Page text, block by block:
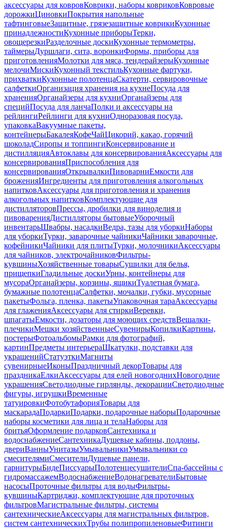
аксессуары для ковровКоврики, наборы ковриковКовровые
дорожкиЦиновкиПокрытия напольные
тафтинговыеЗащитные, грязезащитные коврикиКухонные
принадлежностиКухонные приборыТерки,
овощерезкиРазделочные доскиКухонные термометры,
таймерыДуршлаги, сита, воронкиФормы, приборы для
приготовленияМолотки для мяса, тендерайзерыКухонные
мелочиМискиКухонный текстильКухонные фартуки,
прихваткиКухонные полотенцаСкатерти, сервировочные
салфеткиОрганизация хранения на кухнеПосуда для
храненияОрганайзеры для кухниОрганайзеры для
специйПосуда для ланчаПолки и аксессуары на
рейлингиРейлинги для кухниОдноразовая посуда,
упаковкаВакуумные пакеты,
контейнерыБакалеяКофеЧайЦикорий, какао, горячий
шоколадСиропы и топпингиКонсервирование и
дистилляцияАвтоклавы для консервированияАксессуары для
консервированияПриспособления для
консервированияОткрывалкиПивоварниЕмкости для
броженияИнгредиенты для приготовления алкогольных
напитковАксессуары для приготовления и хранения
алкогольных напитковКомплектующие для
дистилляторовПрессы, дробилки для виноделия и
пивоваренияДистилляторы бытовыеУборочный
инвентарьШвабры, насадкиВедра, тазы для уборкиНаборы
для уборкиТурки, заварочные чайникиЧайники заварочные,
кофейникиЧайники для плитыТурки, молочникиАксессуары
для чайников, электрочайниковФильтры-
кувшиныХозяйственные товарыСушилки для белья,
прищепкиГладильные доскиУрны, контейнеры для
мусораОрганайзеры, корзины, ящикиТуалетная бумага,
бумажные полотенцаСалфетки, мочалки, губки, мусорные
пакетыФольга, пленка, пакетыУпаковочная тараАксессуары
для глаженияАксессуары для стиркиВеревки,
шпагатыЕмкости, дозаторы для моющих средствВешалки-
плечикиМешки хозяйственныеСувенирыКопилкиКартины,
постерыФотоальбомыРамки для фотографий,
картинПредметы интерьераШкатулки, подставки для
украшенийСтатуэткиМагниты
сувенирныеИконыПраздничный декорТовары для
праздникаЕлкиАксессуары для елей новогоднихНовогодние
украшенияСветодиодные гирлянды, декорацииСветодиодные
фигуры, игрушкиВременные
татуировкиФотобутафорияТовары для
маскарадаПодаркиПодарки, подарочные наборыПодарочные
наборы косметики для лица и телаНаборы для
бритьяОформление подарковСантехника и
водоснабжениеСантехникаДушевые кабины, поддоны,
двериВанныУнитазыУмывальникиУмывальники со
смесителямиСмесителиДушевые панели,
гарнитурыБидеПиссуарыПолотенцесушителиСпа-бассейны с
гидромассажемВодоснабжениеВодонагревателиБытовые
насосыПроточные фильтры для водыФильтры-
кувшиныКартриджи, комплектующие для проточных
фильтровМагистральные фильтры, системы
сантехническиеАксессуары для магистральных фильтров,
систем сантехническихТрубы полипропиленовыеФитинги